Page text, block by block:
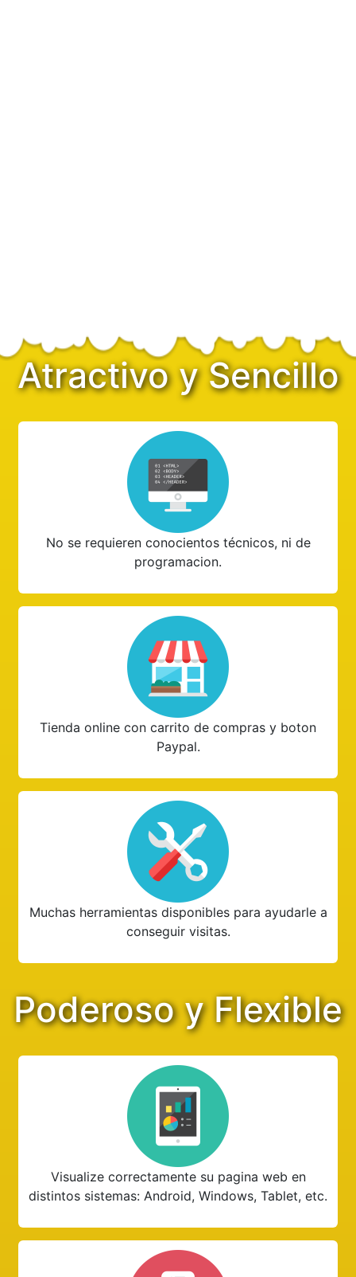
Atractivo y Sencillo
No se requieren conocientos técnicos, ni de
programacion.
Tienda online con carrito de compras y boton
Paypal.
Muchas herramientas disponibles para ayudarle a
conseguir visitas.
Poderoso y Flexible
Visualize correctamente su pagina web en
distintos sistemas: Android, Windows, Tablet, etc.